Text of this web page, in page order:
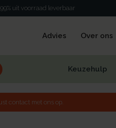
99% uit voorraad leverbaar
Advies Over ons
Keuzehulp
contact met ons op.